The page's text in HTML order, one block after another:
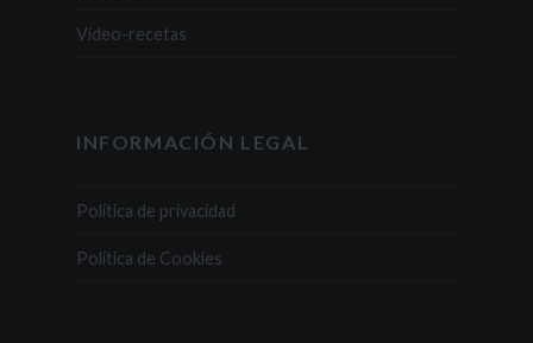
Vídeo-recetas
INFORMACIÓN LEGAL
Política de privacidad
Política de Cookies